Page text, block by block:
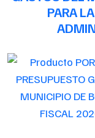
PARA